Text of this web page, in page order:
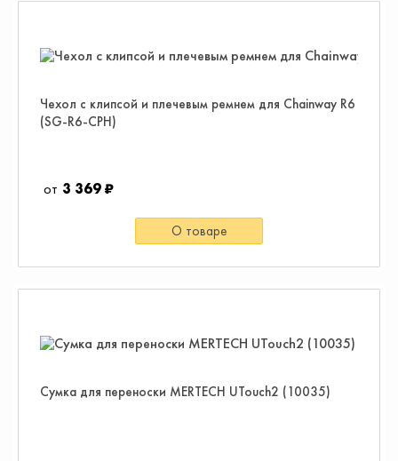
Чехол с клипсой и плечевым ремнем для Chainway R6
(SG-R6-CPH)
3 369 ₽
О товаре
Сумка для переноски MERTECH UTouch2 (10035)